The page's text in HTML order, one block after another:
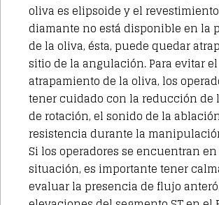
oliva es elipsoide y el
diamante no está disponible en la
de la oliva, ésta, puede quedar
sitio de la angulación. Para evitar el
atrapamiento de la oliva, los
tener cuidado con la reducción de
de rotación, el sonido de la
resistencia durante la
Si los operadores se encuentran en
situación, es importante tener
evaluar la presencia de flujo